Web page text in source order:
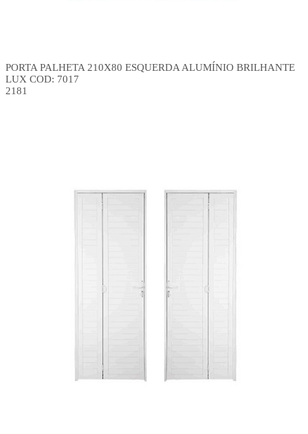
PORTA PALHETA 210X80 ESQUERDA ALUMÍNIO BRILHANTE
LUX COD: 7017
2181